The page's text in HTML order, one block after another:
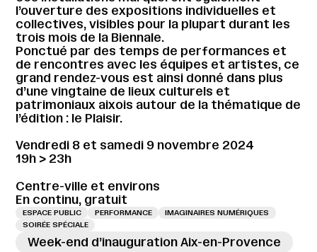
l’ouverture des expositions individuelles et
collectives, visibles pour la plupart durant les
trois mois de la Biennale.
Ponctué par des temps de performances et
de rencontres avec les équipes et artistes, ce
grand rendez-vous est ainsi donné dans plus
d’une vingtaine de lieux culturels et
patrimoniaux aixois autour de la thématique de
l’édition : le Plaisir.
Vendredi 8 et samedi 9 novembre 2024
19h > 23h
Centre-ville et environs
En continu, gratuit
ESPACE PUBLIC PERFORMANCE
IMAGINAIRES NUMÉRIQUES
SOIRÉE SPÉCIALE
Week-end d’inauguration Aix-en-Provence